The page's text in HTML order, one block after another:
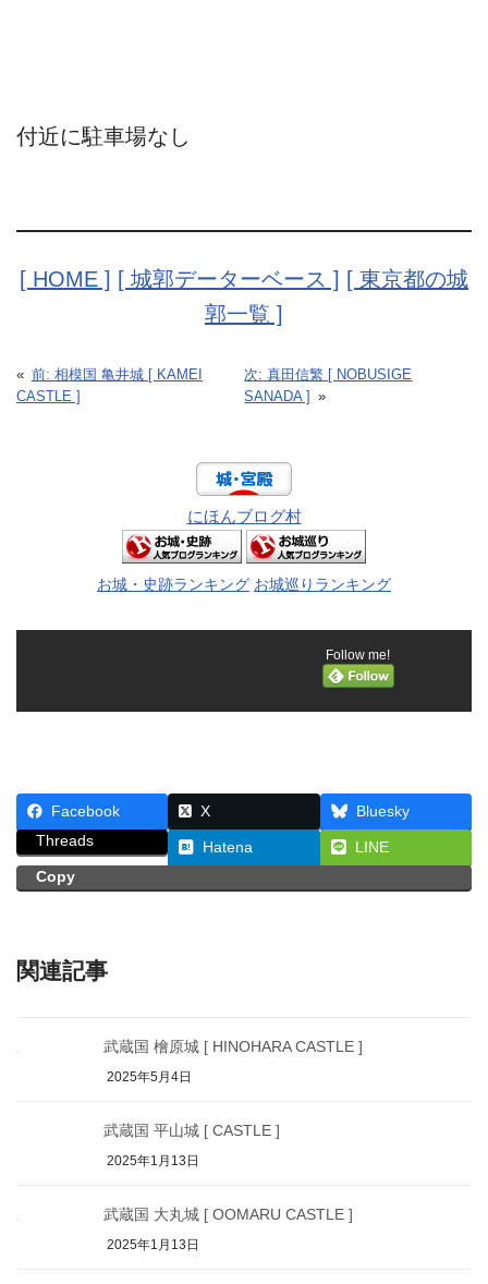
付近に駐車場なし
[ HOME ] [ 城郭データーベース ] [ 東京都の城
郭一覧 ]
« 前: 相模国 亀井城 [ KAMEI
CASTLE ]
次: 真田信繁 [ NOBUSIGE
SANADA ]
»
にほんブログ村
お城・史跡ランキング お城巡りランキング
Follow me!
Facebook X
Bluesky
Threads
Hatena
LINE
Copy
関連記事
武蔵国 檜原城 [ HINOHARA CASTLE ]
2025年5月4日
武蔵国 平山城 [ CASTLE ]
2025年1月13日
武蔵国 大丸城 [ OOMARU CASTLE ]
2025年1月13日